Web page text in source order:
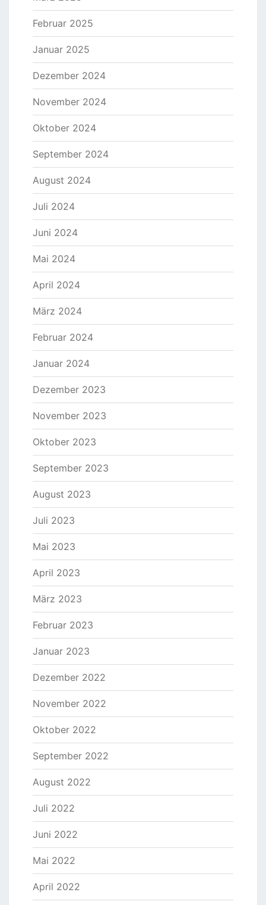
Februar 2025
Januar 2025
Dezember 2024
November 2024
Oktober 2024
September 2024
August 2024
Juli 2024
Juni 2024
Mai 2024
April 2024
März 2024
Februar 2024
Januar 2024
Dezember 2023
November 2023
Oktober 2023
September 2023
August 2023
Juli 2023
Mai 2023
April 2023
März 2023
Februar 2023
Januar 2023
Dezember 2022
November 2022
Oktober 2022
September 2022
August 2022
Juli 2022
Juni 2022
Mai 2022
April 2022